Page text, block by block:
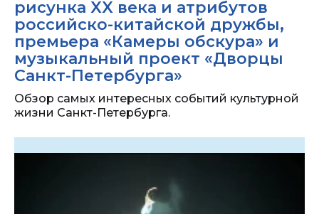
рисунка XX века и атрибутов
российско-китайской дружбы,
премьера «Камеры обскура» и
музыкальный проект «Дворцы
Санкт-Петербурга»
Обзор самых интересных событий культурной
жизни Санкт-Петербурга.